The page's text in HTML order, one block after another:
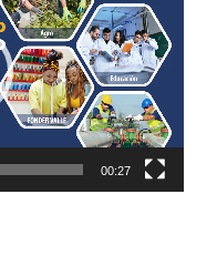
00:27